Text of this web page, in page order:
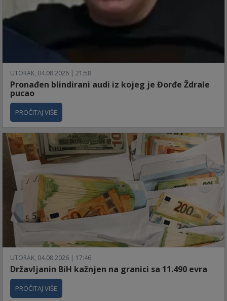
UTORAK, 04.08.2026 | 21:58
Pronađen blindirani audi iz kojeg je Đorđe Ždrale
pucao
PROČITAJ VIŠE
UTORAK, 04.08.2026 | 17:46
Državljanin BiH kažnjen na granici sa 11.490 evra
PROČITAJ VIŠE